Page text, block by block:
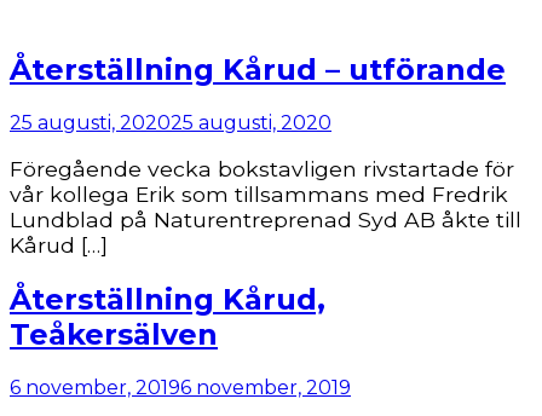
Återställning Kårud – utförande
25 augusti, 202025 augusti, 2020
Föregående vecka bokstavligen rivstartade för
vår kollega Erik som tillsammans med Fredrik
Lundblad på Naturentreprenad Syd AB åkte till
Kårud […]
Återställning Kårud,
Teåkersälven
6 november, 20196 november, 2019